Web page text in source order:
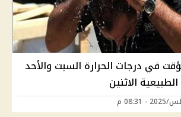
في درجات الحرارة السبت والأحد
الاثنين